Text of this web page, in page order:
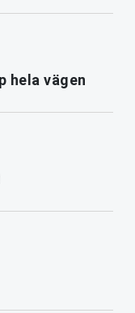
hela vägen